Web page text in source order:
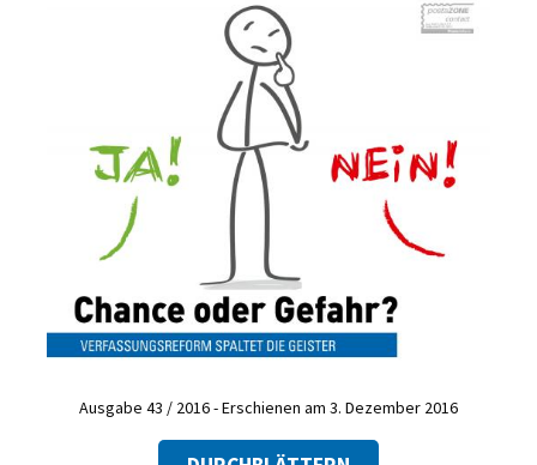
Ausgabe 43 / 2016 - Erschienen am 3. Dezember 2016